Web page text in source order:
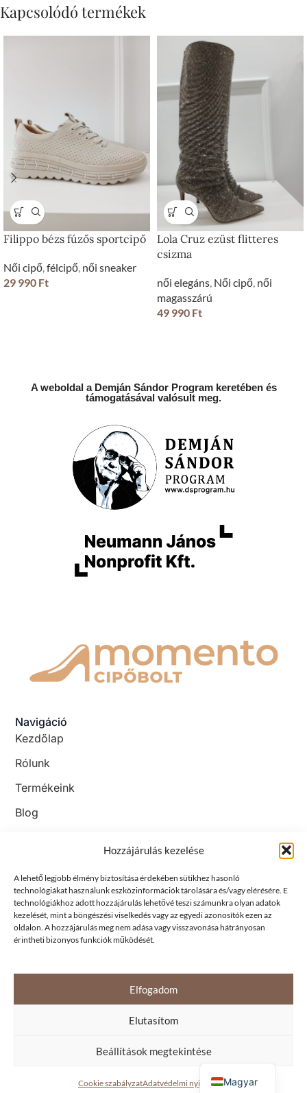
Hozzájárulás kezelése
A lehető legjobb élmény biztosítása érdekében sütikhez hasonló
technológiákat használunk eszközinformációk tárolására és/vagy elérésére. E
technológiákhoz adott hozzájárulás lehetővé teszi számunkra olyan adatok
kezelését, mint a böngészési viselkedés vagy az egyedi azonosítók ezen az
oldalon. A hozzájárulás meg nem adása vagy visszavonása hátrányosan
érintheti bizonyos funkciók működését.
Elfogadom
Elutasítom
Beállítások megtekintése
Cookie szabályzatAdatvédelmi nyilatkozat
Kapcsolódó termékek
Filippo bézs fúzős sportcipő
Női cipő,félcipő, női sneaker
29 990 Ft
Lola Cruz ezüst flitteres
csizma
női elegáns, Női cipő, női
magasszárú
49 990 Ft
A weboldal a Demján Sándor Program keretében és
támogatásával valósult meg.
Navigáció
Kezdőlap
Rólunk
Termékeink
Blog
Adatkezelési tájékoztató
Süti tájékoztató
Kövess minket!
TikTok
© 2025 Momento cipőbolt | Design by
Magyar